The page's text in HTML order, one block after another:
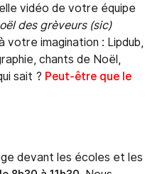
vidéo de votre équipe
des grèveurs (sic)
votre imagination : Lipdub,
chants de Noël,
sait ? Peut-être que le
devant les écoles et les